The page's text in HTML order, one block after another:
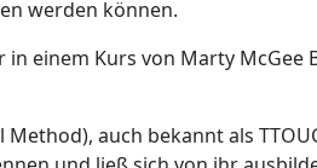
werden können.
einem Kurs von Marty
auch bekannt als